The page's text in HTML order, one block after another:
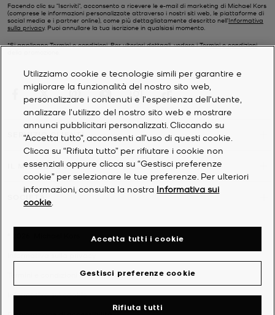
Facendo clic su "Iscriviti", acconsento a ricevere le e-mail di marketing di Michael Kors
(comprese le informazioni personalizzate attraverso i nostri siti web, le piattaforme di
social media e i partner online), come più dettagliatamente descritto nell’Informativa
sulla privacy. Puoi annullare la tua iscrizione in qualsiasi momento.
*Si applicano Termini e condizioni. Per ulteriori dettagli, vedere iTermini e condizioni
SERVIZIO CLIENTI
IL MIO ACCOUNT
SOCIETÀ
Informativa sui cookie
Utilizziamo cookie e tecnologie simili per garantire e
migliorare la funzionalità del nostro sito web,
personalizzare i contenuti e l'esperienza dell'utente,
analizzare l'utilizzo del nostro sito web e mostrare
annunci pubblicitari personalizzati. Cliccando su
“Accetta tutto”, acconsenti all'uso di questi cookie.
Clicca su “Rifiuta tutto” per rifiutare i cookie non
essenziali oppure clicca su “Gestisci preferenze
cookie” per selezionare le tue preferenze. Per ulteriori
informazioni, consulta la nostra Informativa sui
cookie
Gestisci preferenze cookie
Rifiuta tutti
Accetta tutti i cookie